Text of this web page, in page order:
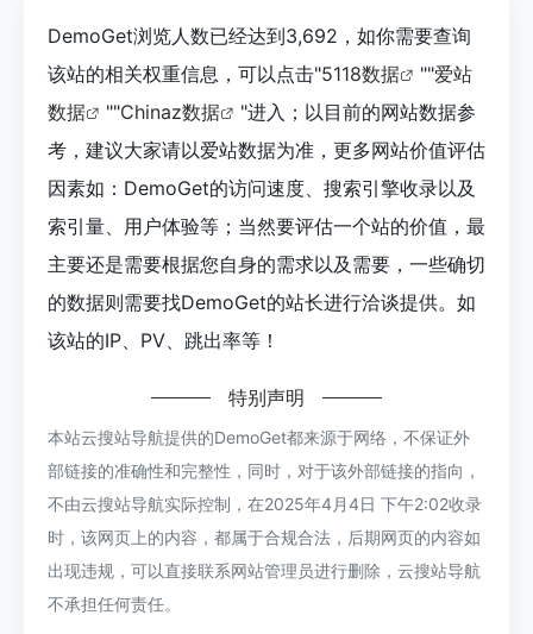
DemoGet浏览人数已经达到3,692，如你需要查询
该站的相关权重信息，可以点击"5118数据 ""爱站
数据
""Chinaz数据
"进入；以目前的网站数据参
考，建议大家请以爱站数据为准，更多网站价值评估
因素如：DemoGet的访问速度、搜索引擎收录以及
索引量、用户体验等；当然要评估一个站的价值，最
主要还是需要根据您自身的需求以及需要，一些确切
的数据则需要找DemoGet的站长进行洽谈提供。如
该站的IP、PV、跳出率等！
特别声明
本站云搜站导航提供的DemoGet都来源于网络，不保证外
部链接的准确性和完整性，同时，对于该外部链接的指向，
不由云搜站导航实际控制，在2025年4月4日 下午2:02收录
时，该网页上的内容，都属于合规合法，后期网页的内容如
出现违规，可以直接联系网站管理员进行删除，云搜站导航
不承担任何责任。